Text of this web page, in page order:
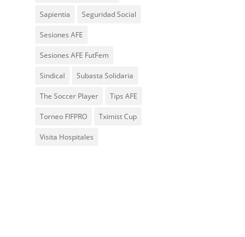
Sapientia Seguridad Social
Sesiones AFE
Sesiones AFE FutFem
Sindical Subasta Solidaria
The Soccer Player Tips AFE
Torneo FIFPRO Tximist Cup
Visita Hospitales